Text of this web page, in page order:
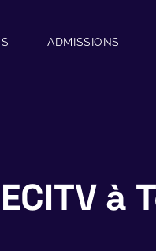
ADMISSIONS
à